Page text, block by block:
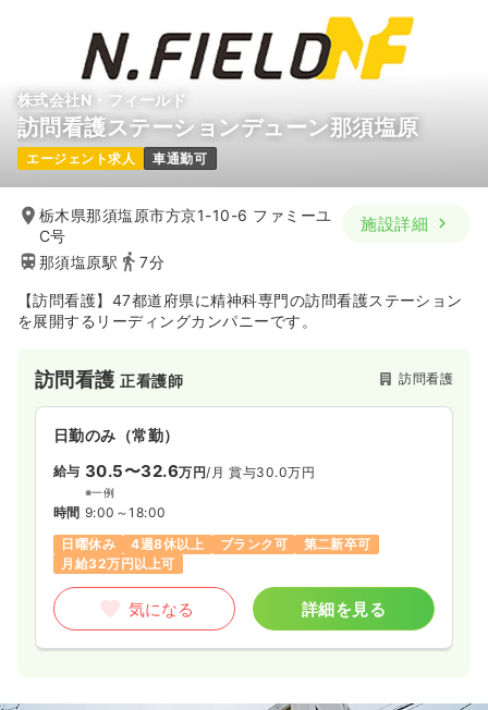
株式会社N・フィールド
訪問看護ステーションデューン那須塩原
エージェント求人 車通勤可
栃木県那須塩原市方京1-10-6 ファミーユ
C号
那須塩原駅
7分
施設詳細
【訪問看護】47都道府県に精神科専門の訪問看護ステーション
を展開するリーディングカンパニーです。
訪問看護正看護師 訪問看護
日勤のみ（常勤）
給与 30.5〜32.6万円/月 賞与30.0万円
※一例
時間 9:00～18:00
日曜休み
4週8休以上 ブランク可
第二新卒可
月給32万円以上可
気になる 詳細を見る